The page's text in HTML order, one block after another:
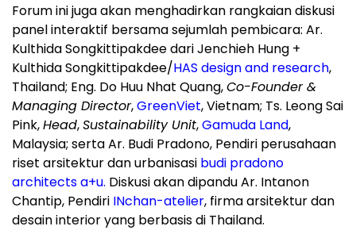
Forumini juga akan menghadirkan rangkaian diskusi
panel interaktif bersama sejumlah pembicara: Ar.
Kulthida Songkittipakdee dariJenchieh Hung +
Kulthida Songkittipakdee/HAS design and research,
Thailand; Eng. Do Huu Nhat Quang,Co-Founder &
Managing Director,GreenViet,Vietnam; Ts. Leong Sai
Pink,Head,Sustainability Unit,Gamuda Land,
Malaysia; serta Ar. Budi Pradono, Pendiri perusahaan
riset arsitektur dan urbanisasi budi pradono
architects a+u. Diskusi akan dipandu Ar. Intanon
Chantip, Pendiri INchan-atelier, firma arsitektur dan
desain interior yang berbasis di Thailand.